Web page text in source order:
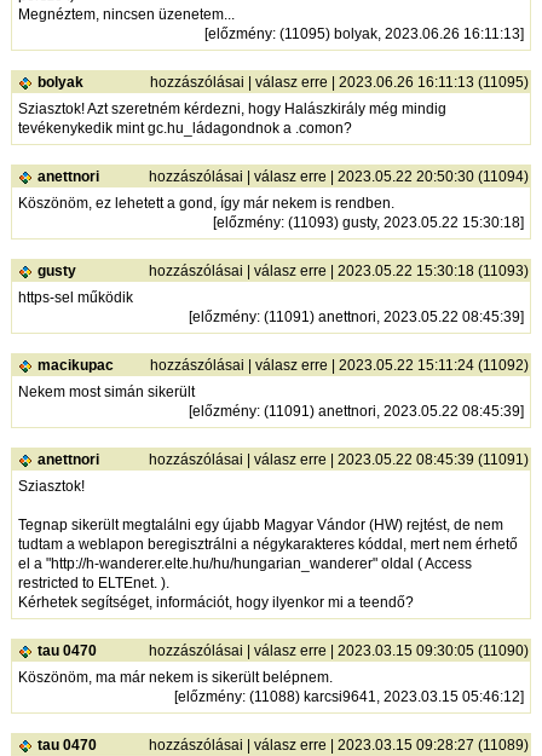
Megnéztem, nincsen üzenetem...
[előzmény: (11095) bolyak, 2023.06.26 16:11:13]
bolyak hozzászólásai |válasz erre | 2023.06.26 16:11:13 (11095)
Sziasztok! Azt szeretném kérdezni, hogy Halászkirály még mindig
tevékenykedik mint gc.hu_ládagondnok a .comon?
anettnori hozzászólásai |válasz erre | 2023.05.22 20:50:30 (11094)
Köszönöm, ez lehetett a gond, így már nekem is rendben.
[előzmény: (11093) gusty, 2023.05.22 15:30:18]
gusty hozzászólásai |válasz erre | 2023.05.22 15:30:18 (11093)
https-sel működik
[előzmény: (11091) anettnori, 2023.05.22 08:45:39]
macikupac hozzászólásai |válasz erre | 2023.05.22 15:11:24 (11092)
Nekem most simán sikerült
[előzmény: (11091) anettnori, 2023.05.22 08:45:39]
anettnori hozzászólásai |válasz erre | 2023.05.22 08:45:39 (11091)
Sziasztok!
Tegnap sikerült megtalálni egy újabb Magyar Vándor (HW) rejtést, de nem
tudtam a weblapon beregisztrálni a négykarakteres kóddal, mert nem érhető
el a "http://h-wanderer.elte.hu/hu/hungarian_wanderer" oldal ( Access
restricted to ELTEnet. ).
Kérhetek segítséget, információt, hogy ilyenkor mi a teendő?
tau 0470 hozzászólásai |válasz erre | 2023.03.15 09:30:05 (11090)
Köszönöm, ma már nekem is sikerült belépnem.
[előzmény: (11088) karcsi9641, 2023.03.15 05:46:12]
tau 0470 hozzászólásai |válasz erre | 2023.03.15 09:28:27 (11089)